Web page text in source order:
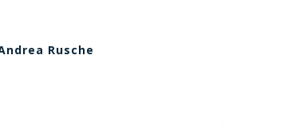
Rusche